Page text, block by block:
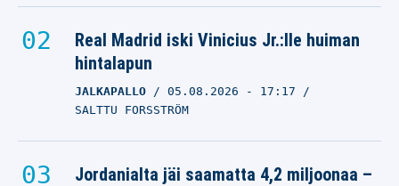
Real Madrid iski Vinicius Jr.:lle huiman
hintalapun
JALKAPALLO 05.08.2026 - 17:17
SALTTU FORSSTRÖM
Jordanialta jäi saamatta 4,2 miljoonaa –